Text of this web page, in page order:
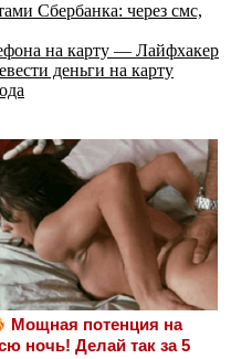
Сбербанка: через смс,
на карту — Лайфхакер
деньги на карту
Мощная потенция на
ночь! Делай так за 5